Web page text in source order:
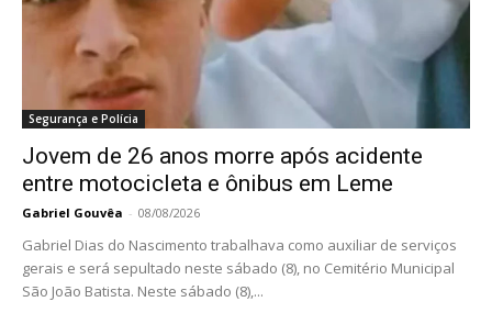
Segurança e Polícia
Jovem de 26 anos morre após acidente
entre motocicleta e ônibus em Leme
Gabriel Gouvêa - 08/08/2026
Gabriel Dias do Nascimento trabalhava como auxiliar de serviços
gerais e será sepultado neste sábado (8), no Cemitério Municipal
São João Batista. Neste sábado (8),...